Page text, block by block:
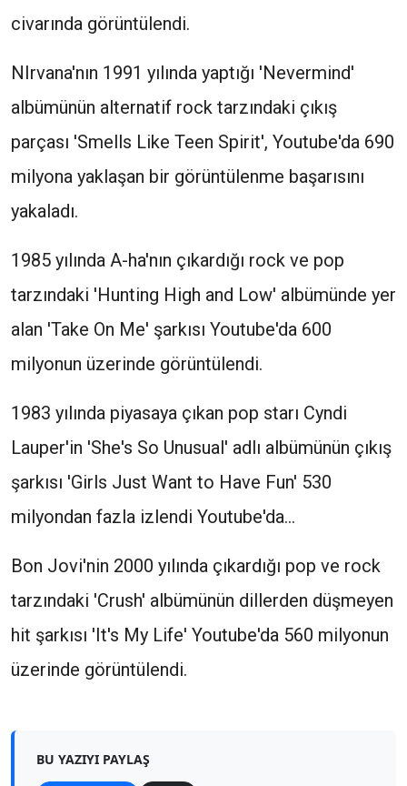
civarında görüntülendi.
NIrvana'nın 1991 yılında yaptığı 'Nevermind'
albümünün alternatif rock tarzındaki çıkış
parçası 'Smells Like Teen Spirit', Youtube'da 690
milyona yaklaşan bir görüntülenme başarısını
yakaladı.
1985 yılında A-ha'nın çıkardığı rock ve pop
tarzındaki 'Hunting High and Low' albümünde yer
alan 'Take On Me' şarkısı Youtube'da 600
milyonun üzerinde görüntülendi.
1983 yılında piyasaya çıkan pop starı Cyndi
Lauper'in 'She's So Unusual' adlı albümünün çıkış
şarkısı 'Girls Just Want to Have Fun' 530
milyondan fazla izlendi Youtube'da...
Bon Jovi'nin 2000 yılında çıkardığı pop ve rock
tarzındaki 'Crush' albümünün dillerden düşmeyen
hit şarkısı 'It's My Life' Youtube'da 560 milyonun
üzerinde görüntülendi.
BU YAZIYI PAYLAŞ